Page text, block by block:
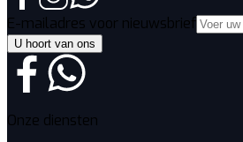
E-mailadres voor nieuwsbrief
U hoort van ons
Onze diensten